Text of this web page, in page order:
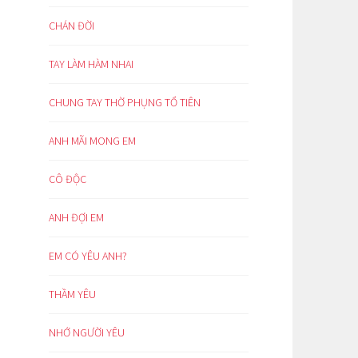
CHÁN ĐỜI
TAY LÀM HÀM NHAI
CHUNG TAY THỜ PHỤNG TỔ TIÊN
ANH MÃI MONG EM
CÔ ĐỘC
ANH ĐỢI EM
EM CÓ YÊU ANH?
THẦM YÊU
NHỚ NGƯỜI YÊU